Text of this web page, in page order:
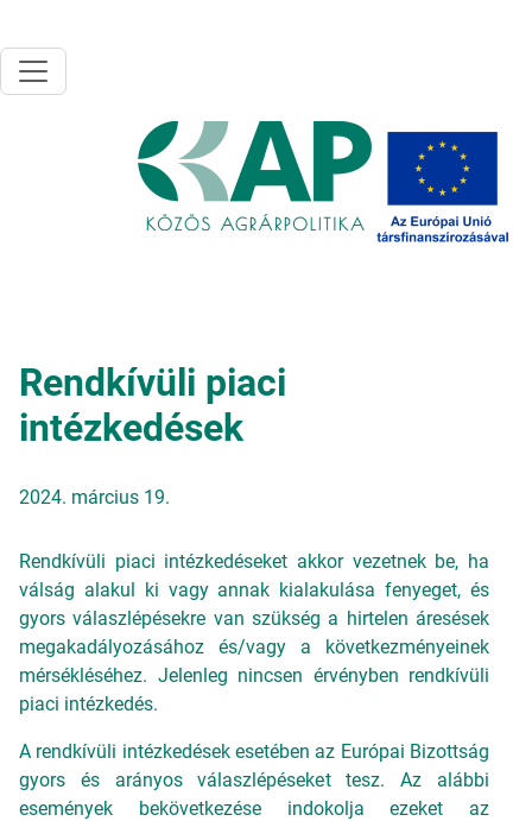
Rendkívüli piaci
intézkedések
2024. március 19.
Rendkívüli piaci intézkedéseket akkor vezetnek be, ha
válság alakul ki vagy annak kialakulása fenyeget, és
gyors válaszlépésekre van szükség a hirtelen áresések
megakadályozásához és/vagy a következményeinek
mérsékléséhez. Jelenleg nincsen érvényben rendkívüli
piaci intézkedés.
A rendkívüli intézkedések esetében az Európai Bizottság
gyors és arányos válaszlépéseket tesz. Az alábbi
események bekövetkezése indokolja ezeket az